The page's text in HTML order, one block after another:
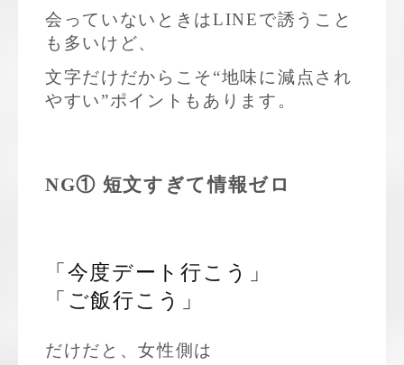
会っていないときはLINEで誘うこと
も多いけど、
文字だけだからこそ“地味に減点され
やすい”ポイントもあります。
NG① 短文すぎて情報ゼロ
「今度デート行こう」
「ご飯行こう」
だけだと、女性側は